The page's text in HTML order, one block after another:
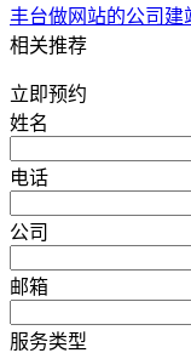
丰台做网站的公司 建
相关推荐
立即预约
姓名
电话
公司
邮箱
服务类型